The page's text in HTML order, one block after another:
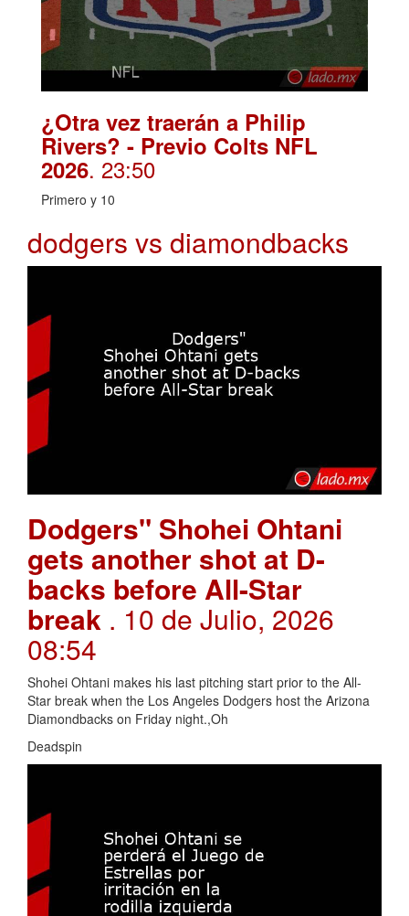
¿Otra vez traerán a Philip
Rivers? - Previo Colts NFL
2026. 23:50
Primero y 10
dodgers vs diamondbacks
Dodgers" Shohei Ohtani
gets another shot at D-
backs before All-Star
break . 10 de Julio, 2026
08:54
Shohei Ohtani makes his last pitching start prior to the All-
Star break when the Los Angeles Dodgers host the Arizona
Diamondbacks on Friday night.,Oh
Deadspin